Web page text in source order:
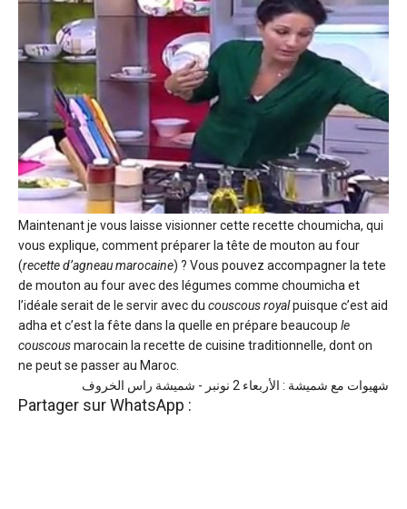
Maintenant je vous laisse visionner cette recette choumicha, qui
vous explique, comment préparer la tête de mouton au four
(recette d’agneau marocaine) ? Vous pouvez accompagner la tete
de mouton au four avec des légumes comme choumicha et
l’idéale serait de le servir avec du couscous royalpuisque c’est aid
adha et c’est la fête dans la quelle en prépare beaucoup le
couscousmarocain la recette de cuisine traditionnelle, dont on
ne peut se passer au Maroc.
شهيوات مع شميشة : الأربعاء 2 نونبر - شميشة راس الخروف
Partager sur WhatsApp :